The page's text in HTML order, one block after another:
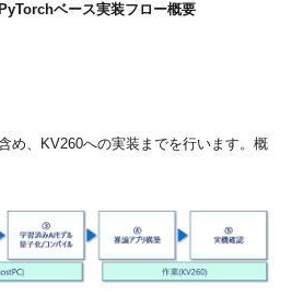
ベース実装フロー概要
め、KV260への実装までを行います。概